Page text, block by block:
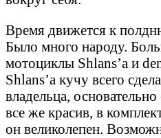
Время движется к
Было много народу.
мотоциклы Shlans’a и
Shlans’a кучу всего
владельца,
все же красив, в
он великолепен.